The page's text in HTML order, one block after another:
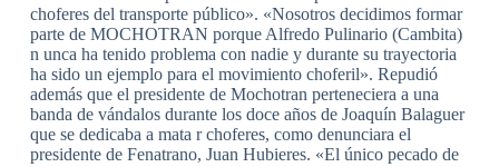
choferes del transporte público». «Nosotros decidimos formar
parte de MOCHOTRAN porque Alfredo Pulinario (Cambita)
n unca ha tenido problema con nadie y durante su trayectoria
ha sido un ejemplo para el movimiento choferil». Repudió
además que el presidente de Mochotran perteneciera a una
banda de vándalos durante los doce años de Joaquín Balaguer
que se dedicaba a mata r choferes, como denunciara el
presidente de Fenatrano, Juan Hubieres. «El único pecado de